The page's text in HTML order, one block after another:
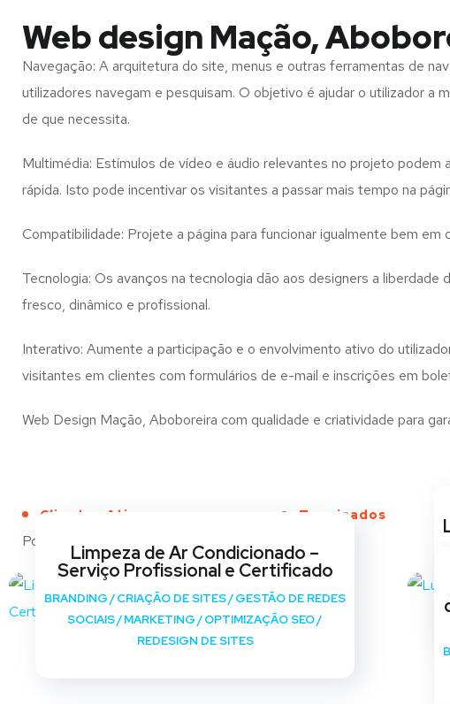
Web design Mação,
Navegação: A arquitetura do site, menus e outras ferramentas de
utilizadores navegam e pesquisam. O objetivo é ajudar o utilizador
de que necessita.
Multimédia: Estímulos de vídeo e áudio relevantes no projeto
rápida. Isto pode incentivar os visitantes a passar mais tempo na
Compatibilidade: Projete a página para funcionar igualmente bem
Tecnologia: Os avanços na tecnologia dão aos designers a
fresco, dinâmico e profissional.
Interativo: Aumente a participação e o envolvimento ativo do
visitantes em clientes com formulários de e-mail e inscrições em
Web Design Mação, Aboboreira com qualidade e criatividade para
Clientes Ativos Terminados
Portfólio
Limpeza de Ar Condicionado –
Serviço Profissional e Certificado
BRANDING/CRIAÇÃO DE SITES/GESTÃO DE REDES
SOCIAIS/MARKETING/OPTIMIZAÇÃO SEO/
REDESIGN DE SITES